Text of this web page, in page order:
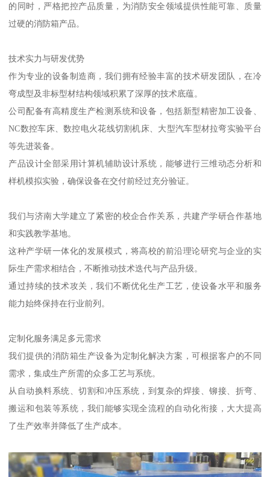
的同时，严格把控产品质量，为消防安全领域提供性能可靠、质量
过硬的消防箱产品。
技术实力与研发优势
作为专业的设备制造商，我们拥有经验丰富的技术研发团队，在冷
弯成型及非标型材结构领域积累了深厚的技术底蕴。
公司配备有高精度生产检测系统和设备，包括新型精密加工设备、
NC数控车床、数控电火花线切割机床、大型汽车型材拉弯实验平台
等先进装备。
产品设计全部采用计算机辅助设计系统，能够进行三维动态分析和
样机模拟实验，确保设备在交付前经过充分验证。
我们与济南大学建立了紧密的校企合作关系，共建产学研合作基地
和实践教学基地。
这种产学研一体化的发展模式，将高校的前沿理论研究与企业的实
际生产需求相结合，不断推动技术迭代与产品升级。
通过持续的技术攻关，我们不断优化生产工艺，使设备水平和服务
能力始终保持在行业前列。
定制化服务满足多元需求
我们提供的消防箱生产设备为定制化解决方案，可根据客户的不同
需求，集成生产所需的众多工艺与系统。
从自动换料系统、切割和冲压系统，到复杂的焊接、铆接、折弯、
搬运和包装等系统，我们能够实现全流程的自动化衔接，大大提高
了生产效率并降低了生产成本。